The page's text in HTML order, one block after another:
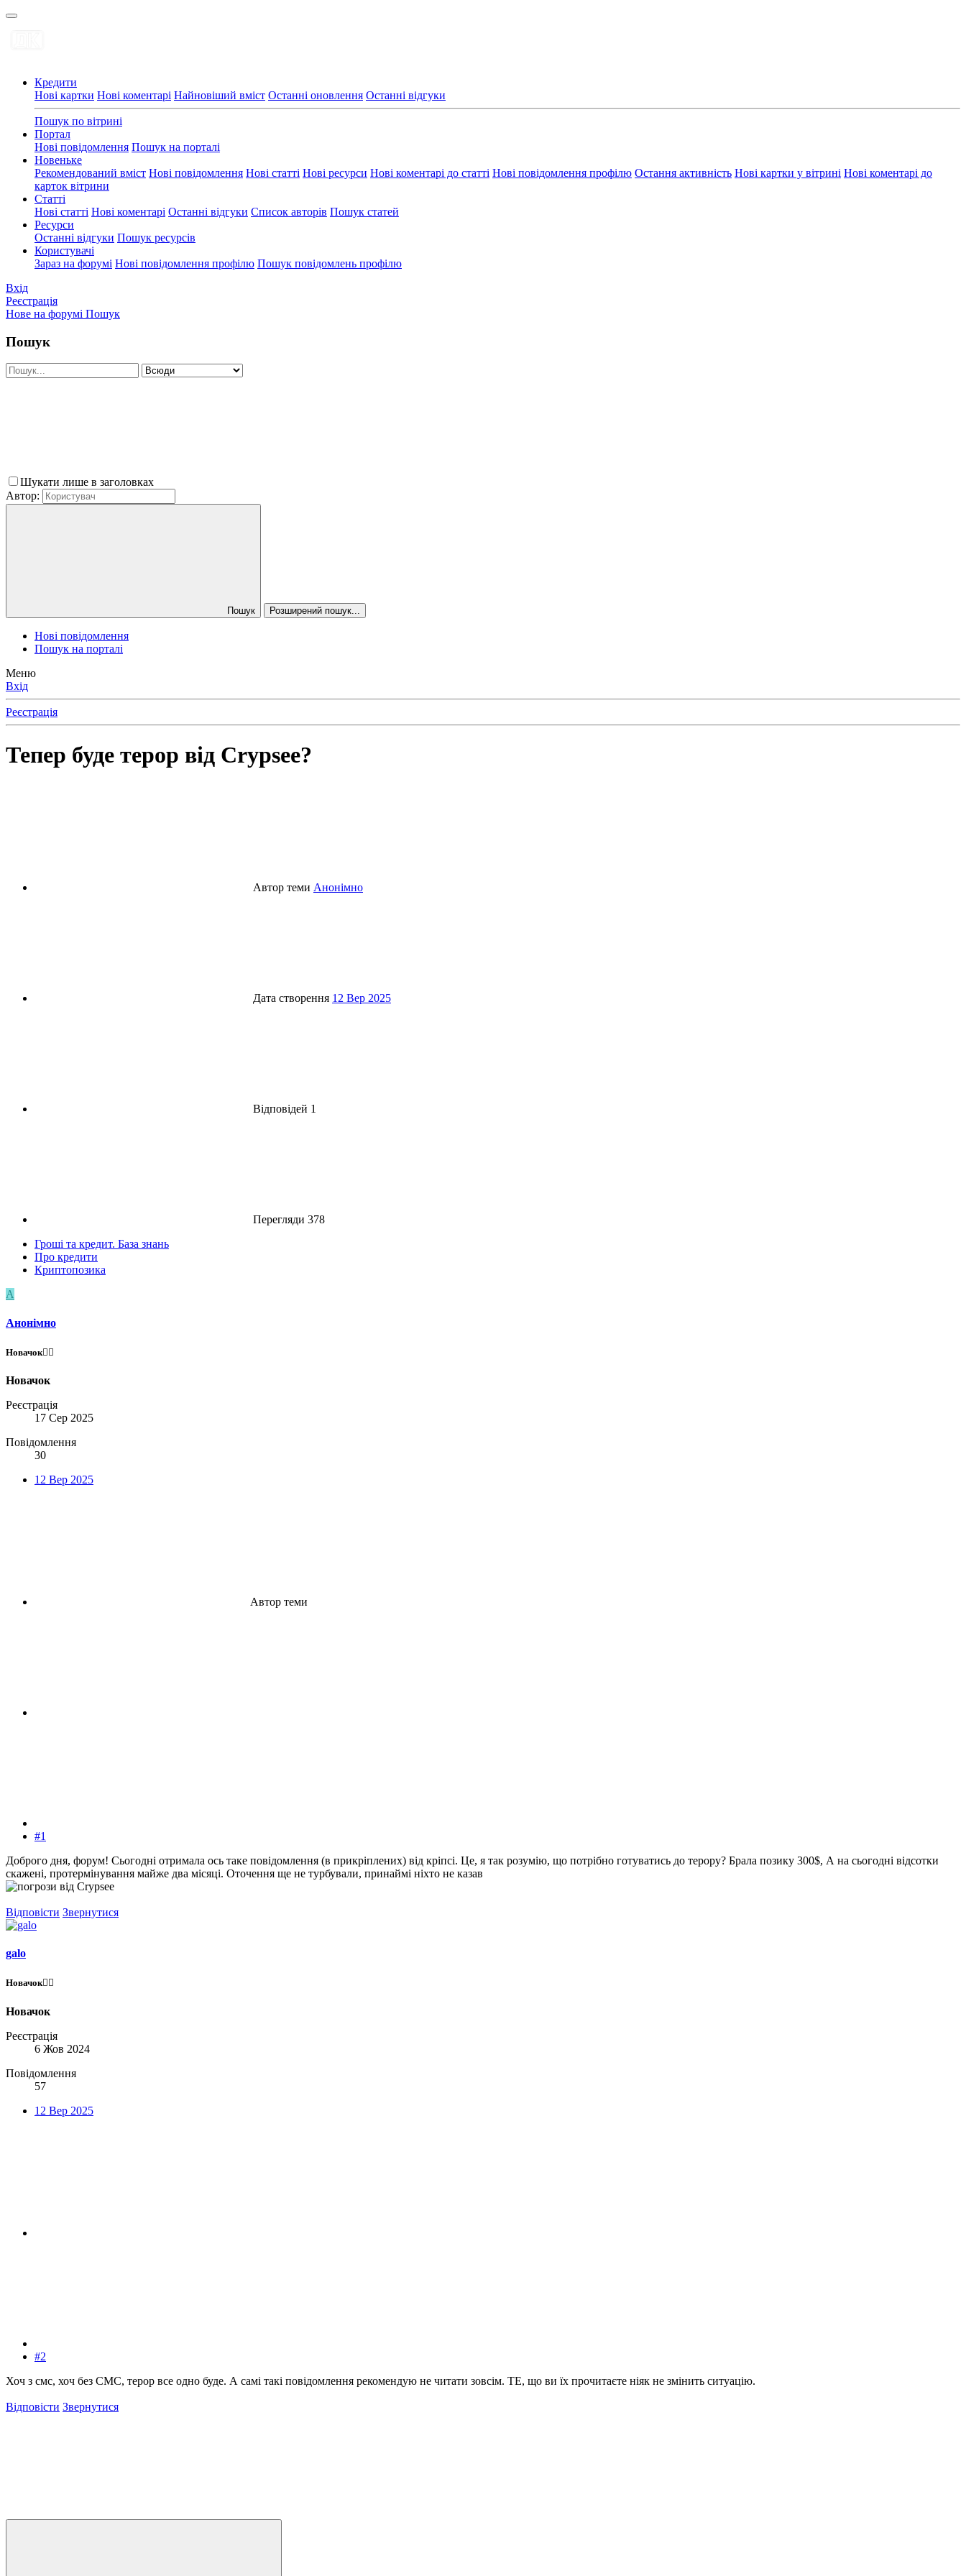
Кредити
Нові картки Нові коментарі Найновіший вміст Останні оновлення Останні відгуки
Пошук по вітрині
Портал
Нові повідомлення Пошук на порталі
Новеньке
Рекомендований вміст Нові повідомлення Нові статті Нові ресурси Нові коментарі до статті Нові повідомлення профілю Остання активність Нові картки у вітрині Нові коментарі до
карток вітрини
Статті
Нові статті Нові коментарі Останні відгуки Список авторів Пошук статей
Ресурси
Останні відгуки Пошук ресурсів
Користувачі
Зараз на форумі Нові повідомлення профілю Пошук повідомлень профілю
Вхід
Реєстрація
Нове на форумі Пошук
Пошук
Шукати лише в заголовках
Автор:
Пошук Розширений пошук...
Нові повідомлення
Пошук на порталі
Меню
Вхід
Реєстрація
Тепер буде терор від Crypsee?
Автор теми Анонімно
Дата створення 12 Вер 2025
Відповідей 1
Перегляди 378
Гроші та кредит. База знань
Про кредити
Криптопозика
А
Анонімно
Новачок😶‍🌫️
Новачок
Реєстрація
17 Сер 2025
Повідомлення
30
12 Вер 2025
Автор теми
#1
Доброго дня, форум! Сьогодні отримала ось таке повідомлення (в прикріплених) від кріпсі. Це, я так розумію, що потрібно готуватись до терору? Брала позику 300$, А на сьогодні відсотки
скажені, протермінування майже два місяці. Оточення ще не турбували, принаймі ніхто не казав
Відповісти Звернутися
galo
Новачок😶‍🌫️
Новачок
Реєстрація
6 Жов 2024
Повідомлення
57
12 Вер 2025
#2
Хоч з смс, хоч без СМС, терор все одно буде. А самі такі повідомлення рекомендую не читати зовсім. ТЕ, що ви їх прочитаєте ніяк не змінить ситуацію.
Відповісти Звернутися